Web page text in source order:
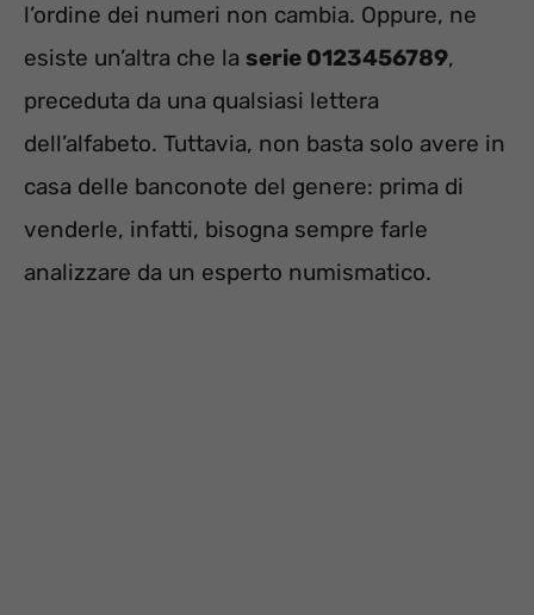
l’ordine dei numeri non cambia. Oppure, ne
esiste un’altra che la serie 0123456789,
preceduta da una qualsiasi lettera
dell’alfabeto. Tuttavia, non basta solo avere in
casa delle banconote del genere: prima di
venderle, infatti, bisogna sempre farle
analizzare da un esperto numismatico.